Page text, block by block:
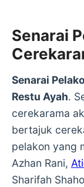
Senarai
Senarai
Restu Ayah.
cerekarama
bertajuk
pelakon yang
Azhan Rani,
Sharifah